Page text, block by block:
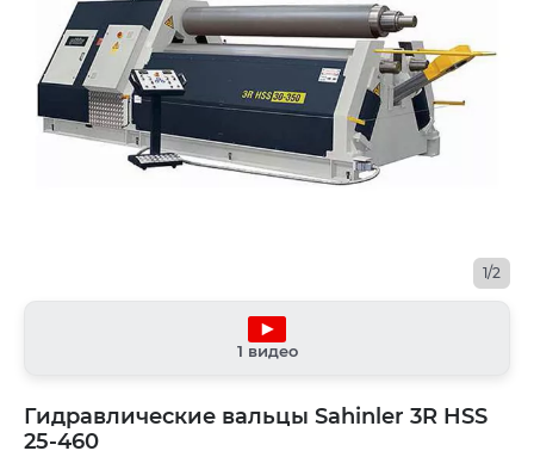
Гидравлические вальцы Sahinler 3R HSS
25-460
1/2
1 видео